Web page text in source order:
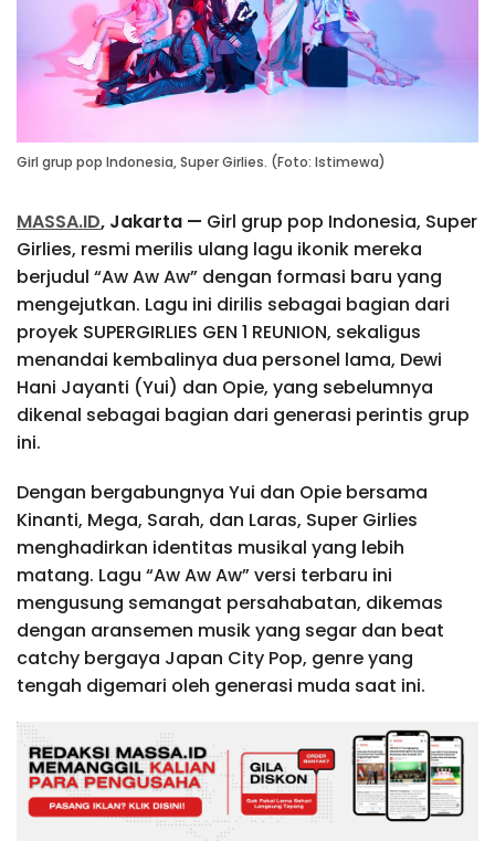
Girl grup pop Indonesia, Super Girlies. (Foto: Istimewa)
MASSA.ID, Jakarta — Girl grup pop Indonesia, Super
Girlies, resmi merilis ulang lagu ikonik mereka
berjudul “Aw Aw Aw” dengan formasi baru yang
mengejutkan. Lagu ini dirilis sebagai bagian dari
proyek SUPERGIRLIES GEN 1 REUNION, sekaligus
menandai kembalinya dua personel lama, Dewi
Hani Jayanti (Yui) dan Opie, yang sebelumnya
dikenal sebagai bagian dari generasi perintis grup
ini.
Dengan bergabungnya Yui dan Opie bersama
Kinanti, Mega, Sarah, dan Laras, Super Girlies
menghadirkan identitas musikal yang lebih
matang. Lagu “Aw Aw Aw” versi terbaru ini
mengusung semangat persahabatan, dikemas
dengan aransemen musik yang segar dan beat
catchy bergaya Japan City Pop, genre yang
tengah digemari oleh generasi muda saat ini.